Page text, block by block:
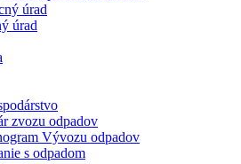
úrad
úrad
zvozu odpadov
Vývozu odpadov
s odpadom